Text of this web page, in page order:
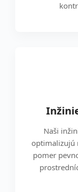
Naši
optimalizujú
pomer